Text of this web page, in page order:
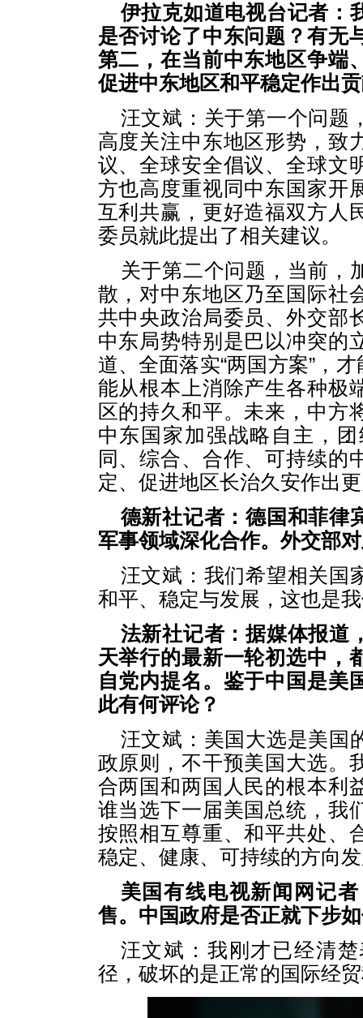
伊拉克如道电视台记者：
是否讨论了中东问题？有无
第二，在当前中东地区争端
促进中东地区和平稳定作出
汪文斌：关于第一个问题
高度关注中东地区形势，致
议、全球安全倡议、全球文
方也高度重视同中东国家开
互利共赢，更好造福双方人
委员就此提出了相关建议。
关于第二个问题，当前，
散，对中东地区乃至国际社
共中央政治局委员、外交部
中东局势特别是巴以冲突的
道、全面落实“两国方案”，
能从根本上消除产生各种极
区的持久和平。未来，中方
中东国家加强战略自主，
同、综合、合作、可持续的
定、促进地区长治久安作出
德新社记者：德国和菲律
军事领域深化合作。外交部
汪文斌：我们希望相关国
和平、稳定与发展，这也是
法新社记者：据媒体报道
天举行的最新一轮初选中，
自党内提名。鉴于中国是美
此有何评论？
汪文斌：美国大选是美国
政原则，不干预美国大选。
合两国和两国人民的根本利
谁当选下一届美国总统，我
按照相互尊重、和平共处、
稳定、健康、可持续的方向
美国有线电视新闻网记
售。中国政府是否正就下步
汪文斌：我刚才已经清
径，破坏的是正常的国际经